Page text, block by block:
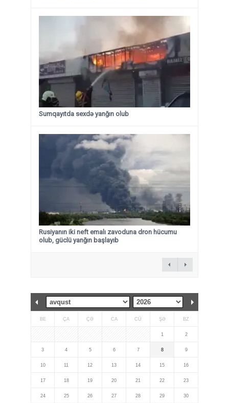
Sumqayıtda sexdə yanğın olub
Rusiyanın iki neft emalı zavoduna dron hücumu
olub, güclü yanğın başlayıb
BE ÇA ÇƏ CA CÜ ŞƏ BZ
1 2
3 4 5 6 7 8 9
10 11 12 13 14 15 16
17 18 19 20 21 22 23
24 25 26 27 28 29 30